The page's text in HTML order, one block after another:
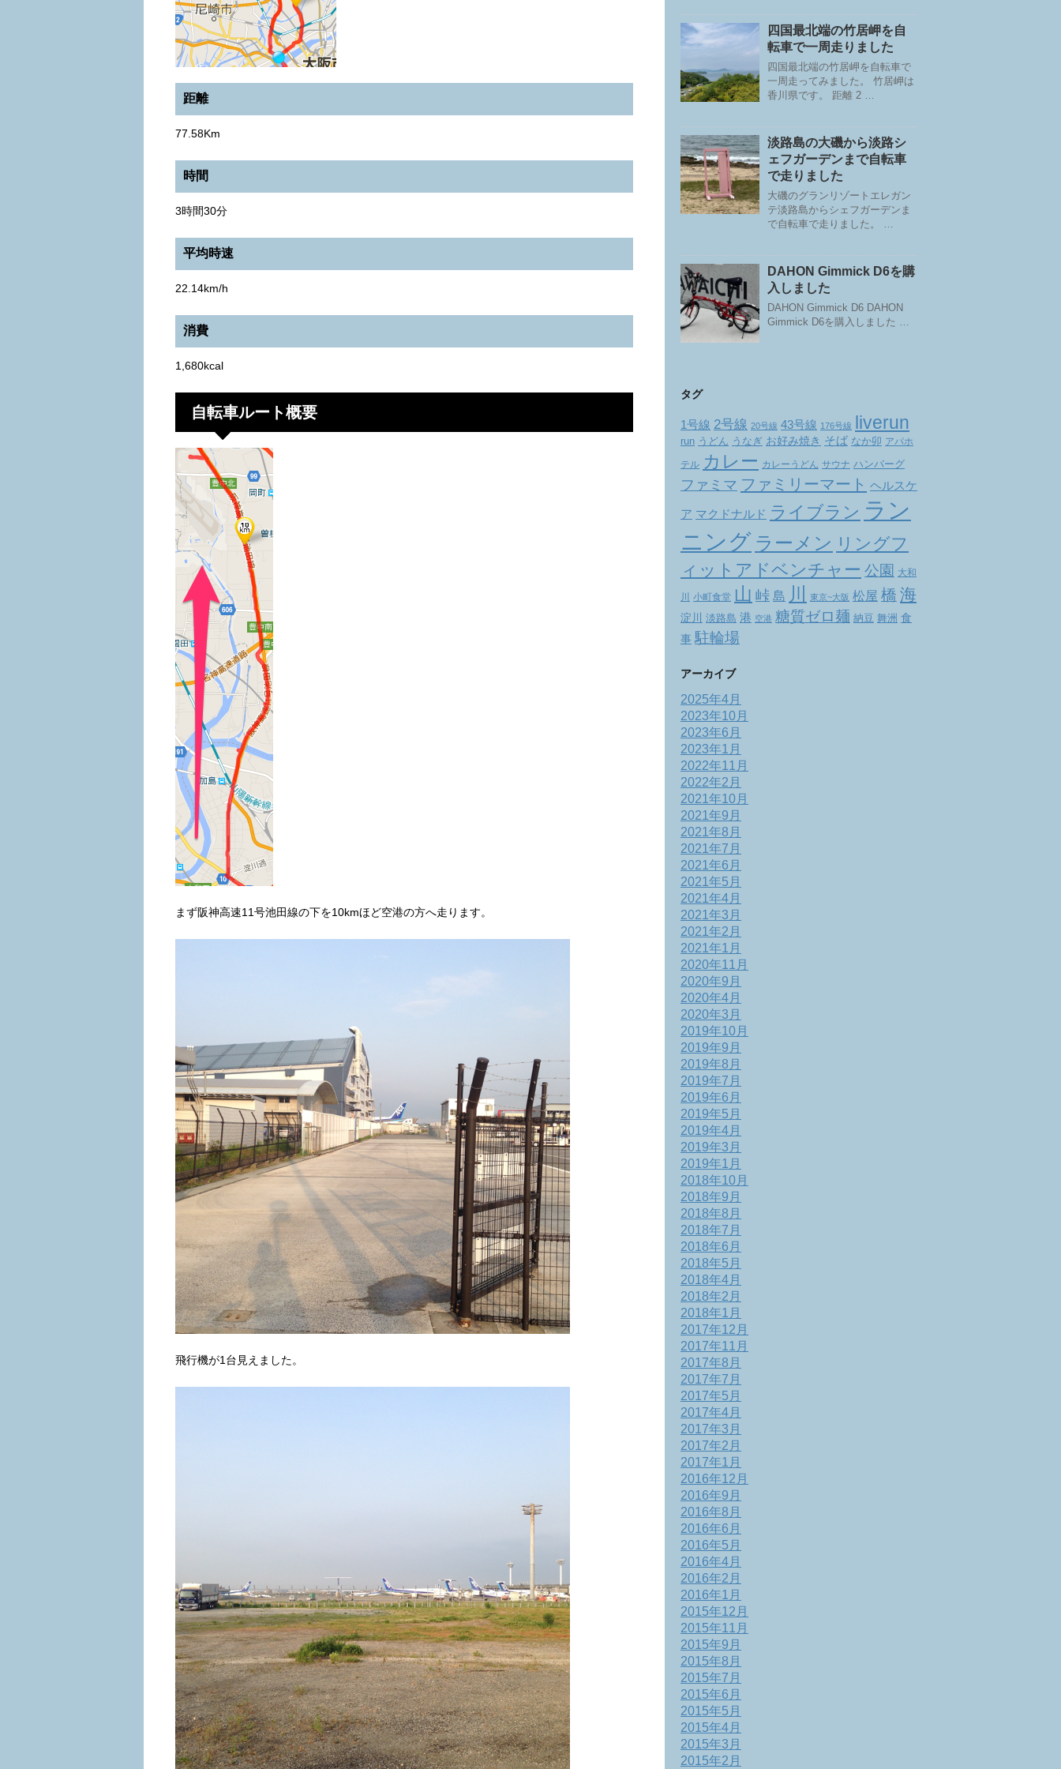
距離
77.58Km
時間
3時間30分
平均時速
22.14km/h
消費
1,680kcal
自転車ルート概要
まず阪神高速11号池田線の下を10kmほど空港の方へ走ります。
飛行機が1台見えました。
四国最北端の竹居岬を自
転車で一周走りました
四国最北端の竹居岬を自転車で
一周走ってみました。 竹居岬は
香川県です。 距離 2 …
淡路島の大磯から淡路シ
ェフガーデンまで自転車
で走りました
大磯のグランリゾートエレガン
テ淡路島からシェフガーデンま
で自転車で走りました。 …
DAHON Gimmick D6を購
入しました
DAHON Gimmick D6 DAHON
Gimmick D6を購入しました …
タグ
1号線 2号線 20号線 43号線 176号線 liverun
run うどん うなぎ お好み焼き そば なか卯 アパホ
テル カレー カレーうどん サウナ ハンバーグ
ファミマ ファミリーマート ヘルスケ
ア マクドナルド ライブラン ラン
ニング ラーメン リングフ
ィットアドベンチャー 公園 大和
川 小町食堂 山 峠 島 川 東京~大阪 松屋 橋 海
淀川 淡路島 港 空港 糖質ゼロ麺 納豆 舞洲 食
事 駐輪場
アーカイブ
2025年4月
2023年10月
2023年6月
2023年1月
2022年11月
2022年2月
2021年10月
2021年9月
2021年8月
2021年7月
2021年6月
2021年5月
2021年4月
2021年3月
2021年2月
2021年1月
2020年11月
2020年9月
2020年4月
2020年3月
2019年10月
2019年9月
2019年8月
2019年7月
2019年6月
2019年5月
2019年4月
2019年3月
2019年1月
2018年10月
2018年9月
2018年8月
2018年7月
2018年6月
2018年5月
2018年4月
2018年2月
2018年1月
2017年12月
2017年11月
2017年8月
2017年7月
2017年5月
2017年4月
2017年3月
2017年2月
2017年1月
2016年12月
2016年9月
2016年8月
2016年6月
2016年5月
2016年4月
2016年2月
2016年1月
2015年12月
2015年11月
2015年9月
2015年8月
2015年7月
2015年6月
2015年5月
2015年4月
2015年3月
2015年2月